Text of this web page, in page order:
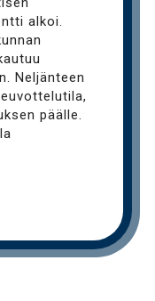
alkoi.
Neljänteen
päälle.